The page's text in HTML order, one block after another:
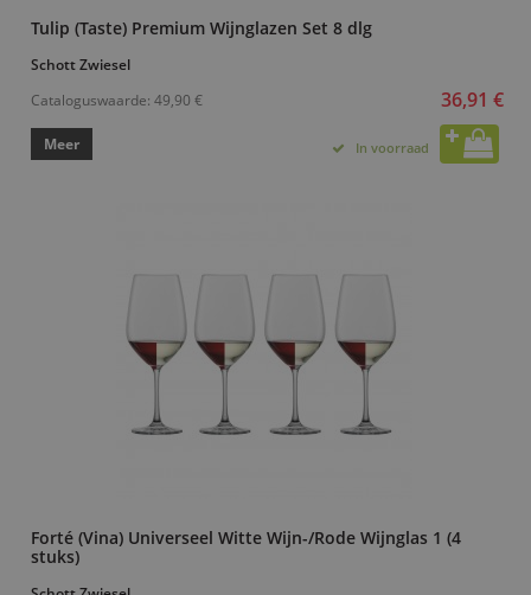
Tulip (Taste) Premium Wijnglazen Set 8 dlg
Schott Zwiesel
Cataloguswaarde: 49,90 € 36,91 €
Meer In voorraad
Forté (Vina) Universeel Witte Wijn-/Rode Wijnglas 1 (4
stuks)